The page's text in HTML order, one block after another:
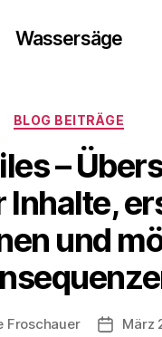
Wassersäge
Kategorien
BLOG BEITRÄGE
–
Inhalte,
und
Froschauer
März